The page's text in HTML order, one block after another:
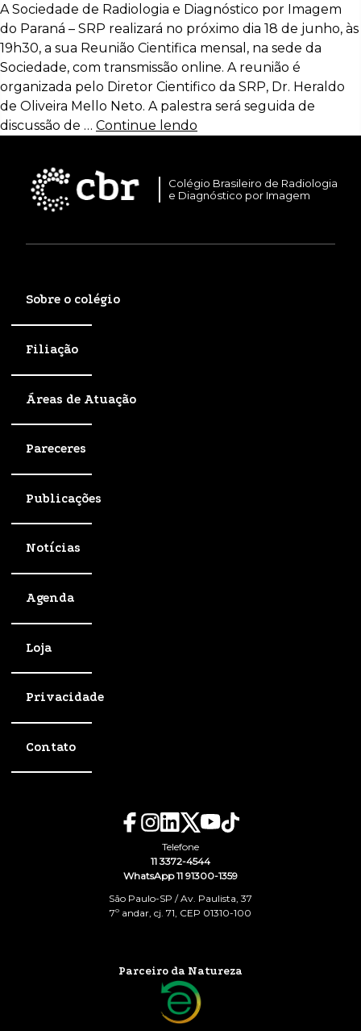
A Sociedade de Radiologia e Diagnóstico por Imagem
do Paraná – SRP realizará no próximo dia 18 de junho, às
19h30, a sua Reunião Cientifica mensal, na sede da
Sociedade, com transmissão online. A reunião é
organizada pelo Diretor Cientifico da SRP, Dr. Heraldo
de Oliveira Mello Neto. A palestra será seguida de
discussão de … Continue lendo
Colégio Brasileiro de Radiologia
e Diagnóstico por Imagem
Sobre o colégio
Filiação
Áreas de Atuação
Pareceres
Publicações
Notícias
Agenda
Loja
Privacidade
Contato
Telefone
11 3372-4544
WhatsApp 11 91300-1359
São Paulo-SP / Av. Paulista, 37
7º andar, cj. 71, CEP 01310-100
Parceiro da Natureza